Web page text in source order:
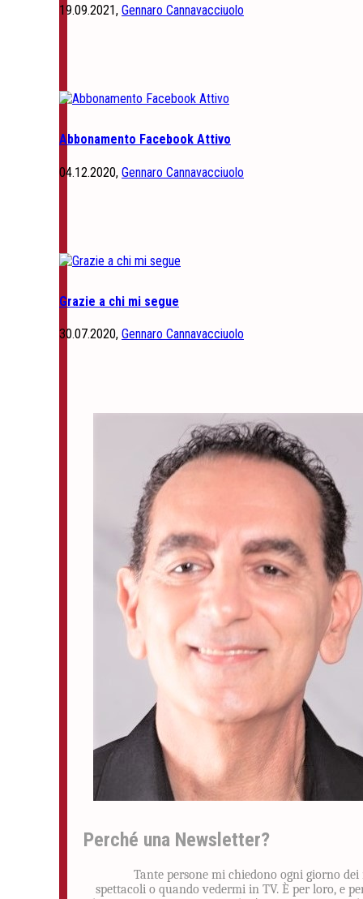
19.09.2021, Gennaro Cannavacciuolo
Abbonamento Facebook Attivo
04.12.2020, Gennaro Cannavacciuolo
Grazie a chi mi segue
30.07.2020, Gennaro Cannavacciuolo
Perché una Newsletter?
Tante persone mi chiedono ogni giorno dei
spettacoli o quando vedermi in TV. È per loro, e